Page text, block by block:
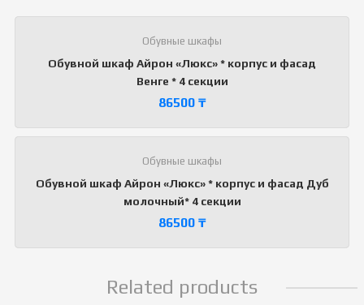
Обувные шкафы
Обувной шкаф Айрон «Люкс» * корпус и фасад
Венге * 4 секции
86500 ₸
Обувные шкафы
Обувной шкаф Айрон «Люкс» * корпус и фасад Дуб
молочный* 4 секции
86500 ₸
Related products